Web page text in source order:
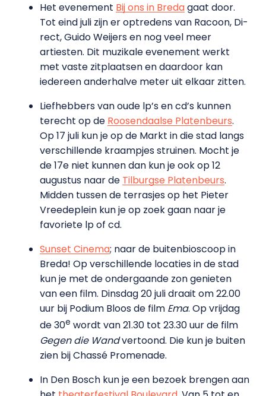
Het evenement Bij ons in Bredagaat door.
Tot eind juli zijn er optredens van Racoon, Di-
rect, Guido Weijers en nog veel meer
artiesten. Dit muzikale evenement werkt
met vaste zitplaatsen en daardoor kan
iedereen anderhalve meter uit elkaar zitten.
Liefhebbers van oude lp’s en cd’s kunnen
terecht op de Roosendaalse Platenbeurs.
Op 17 juli kun je op de Markt in die stad langs
verschillende kraampjes struinen. Mocht je
de 17e niet kunnen dan kun je ook op 12
augustus naar de Tilburgse Platenbeurs.
Midden tussen de terrasjes op het Pieter
Vreedeplein kun je op zoek gaan naar je
favoriete lp of cd.
Sunset Cinema; naar de buitenbioscoop in
Breda! Op verschillende locaties in de stad
kun je met de ondergaande zon genieten
van een film. Dinsdag 20 juli draait om 22.00
uur bij Podium Bloos de film Ema. Op vrijdag
de 30e wordt van 21.30 tot 23.30 uur de film
Gegen die Wandvertoond. Die kun je buiten
zien bij Chassé Promenade.
In Den Bosch kun je een bezoek brengen aan